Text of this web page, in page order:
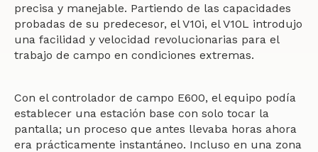
precisa y manejable. Partiendo de las capacidades
probadas de su predecesor, el V10i, el V10L introdujo
una facilidad y velocidad revolucionarias para el
trabajo de campo en condiciones extremas.
Con el controlador de campo E600, el equipo podía
establecer una estación base con solo tocar la
pantalla; un proceso que antes llevaba horas ahora
era prácticamente instantáneo. Incluso en una zona